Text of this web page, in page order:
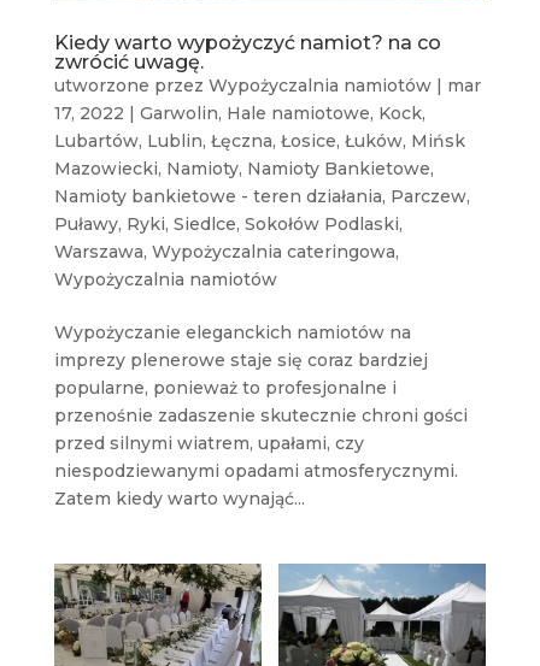
Kiedy warto wypożyczyć namiot? na co
zwrócić uwagę.
utworzone przez Wypożyczalnia namiotów| mar
17, 2022 | Garwolin, Hale namiotowe, Kock,
Lubartów, Lublin, Łęczna, Łosice, Łuków, Mińsk
Mazowiecki, Namioty, Namioty Bankietowe,
Namioty bankietowe - teren działania, Parczew,
Puławy, Ryki, Siedlce, Sokołów Podlaski,
Warszawa, Wypożyczalnia cateringowa,
Wypożyczalnia namiotów
Wypożyczanie eleganckich namiotów na
imprezy plenerowe staje się coraz bardziej
popularne, ponieważ to profesjonalne i
przenośnie zadaszenie skutecznie chroni gości
przed silnymi wiatrem, upałami, czy
niespodziewanymi opadami atmosferycznymi.
Zatem kiedy warto wynająć...